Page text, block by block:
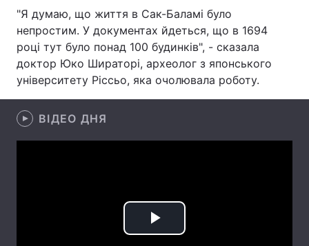
Цікавинки Погода
Екологія Регіони
Лонгріди
Відео з Youtube
"Я думаю, що життя в Сак-Баламі було
непростим. У документах йдеться, що в 1694
році тут було понад 100 будинків", - сказала
доктор Юко Шираторі, археолог з японського
університету Ріссьо, яка очолювала роботу.
ВІДЕО ДНЯ
Play